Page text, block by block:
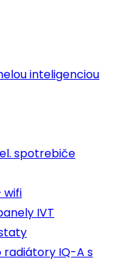
inteligenciou
spotrebiče
wifi
IVT
radiátory IQ-A s